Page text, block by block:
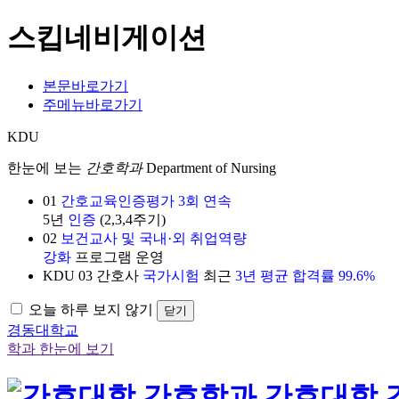
스킵네비게이션
본문바로가기
주메뉴바로가기
KDU
한눈에 보는 간호학과 Department of Nursing
01 간호교육인증평가 3회 연속
5년 인증 (2,3,4주기)
02 보건교사 및 국내·외 취업역량
강화 프로그램 운영
KDU 03 간호사 국가시험 최근 3년 평균 합격률 99.6%
오늘 하루 보지 않기 닫기
경동대학교
학과 한눈에 보기